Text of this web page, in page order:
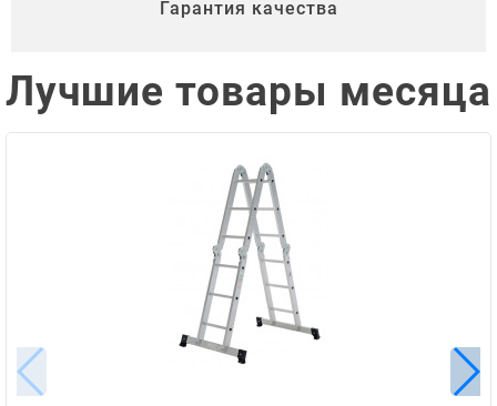
Гарантия качества
Лучшие товары месяца